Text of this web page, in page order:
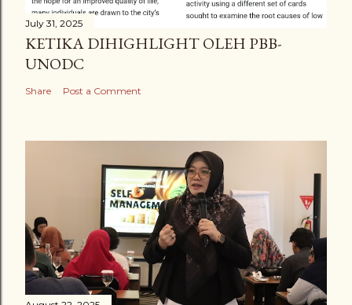
July 31, 2025
KETIKA DIHIGHLIGHT OLEH PBB-
UNODC
Share Post a Comment